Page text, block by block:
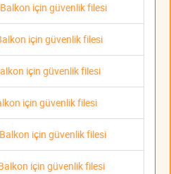
için güvenlik filesi
için güvenlik filesi
için güvenlik filesi
için güvenlik filesi
için güvenlik filesi
için güvenlik filesi